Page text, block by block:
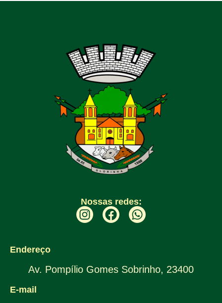
Nossas redes:
Endereço
Av. Pompílio Gomes Sobrinho, 23400
E-mail